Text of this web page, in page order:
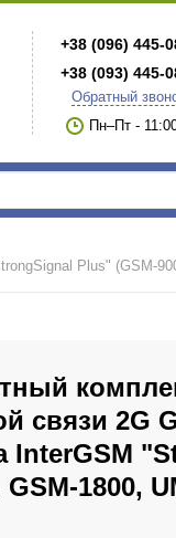
+38 (096) 445-
+38 (093) 445-
Обратный
Пн–Пт -
Plus" (GSM-
связи 2G
InterGSM
GSM-1800,